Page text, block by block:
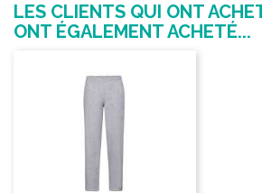
LES CLIENTS QUI ONT
ONT ÉGALEMENT ACHETÉ...